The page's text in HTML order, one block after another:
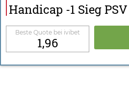
Handicap -1 Sieg PSV
Beste Quote bei ivibet
1,96